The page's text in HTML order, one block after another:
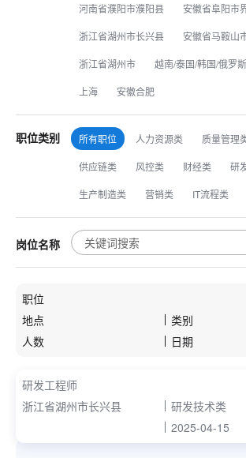
河南省濮阳市濮阳县 安徽省阜阳市
浙江省湖州市长兴县 安徽省马鞍山
浙江省湖州市 越南/泰国/韩国/俄罗斯
上海 安徽合肥
职位类别 所有职位 人力资源类 质量管理
供应链类 风控类 财经类 研
生产制造类 营销类 IT流程类
岗位名称
职位
地点
类别
人数
日期
研发工程师
浙江省湖州市长兴县
研发技术类
2025-04-15